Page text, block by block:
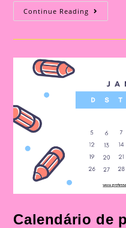
Continue Reading
Mês
Mês
Com
Tema
Fundo
Do
Mar
Calendário de